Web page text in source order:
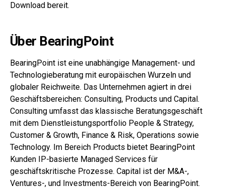
Download bereit.
Über BearingPoint
BearingPoint ist eine unabhängige Management- und
Technologieberatung mit europäischen Wurzeln und
globaler Reichweite. Das Unternehmen agiert in drei
Geschäftsbereichen: Consulting, Products und Capital.
Consulting umfasst das klassische Beratungsgeschäft
mit dem Dienstleistungsportfolio People & Strategy,
Customer & Growth, Finance & Risk, Operations sowie
Technology. Im Bereich Products bietet BearingPoint
Kunden IP-basierte Managed Services für
geschäftskritische Prozesse. Capital ist der M&A-,
Ventures-, und Investments-Bereich von BearingPoint.